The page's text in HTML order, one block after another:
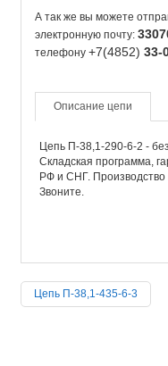
А так же вы можете
электронную почту:
телефону +7(4852) 33-
Описание цепи
Цепь П-38,1-290-6-2 -
Складская программа,
РФ и СНГ. Производство
Звоните.
Цепь П-38,1-435-6-3